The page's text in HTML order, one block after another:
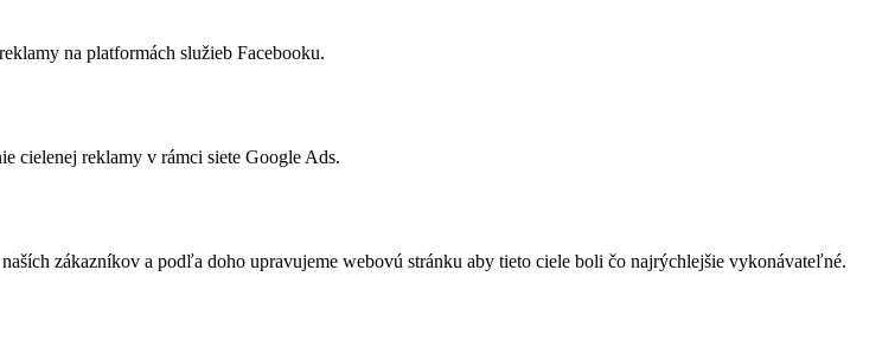
na platformách služieb Facebooku.
cielenej reklamy v rámci siete Google Ads.
zákazníkov a podľa doho upravujeme webovú stránku aby tieto ciele boli čo najrýchlejšie vykonávateľné.